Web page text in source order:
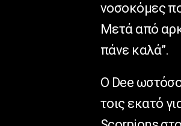
νοσοκόμες
Μετά από
πάνε καλά”.
O Dee
τοις εκατό